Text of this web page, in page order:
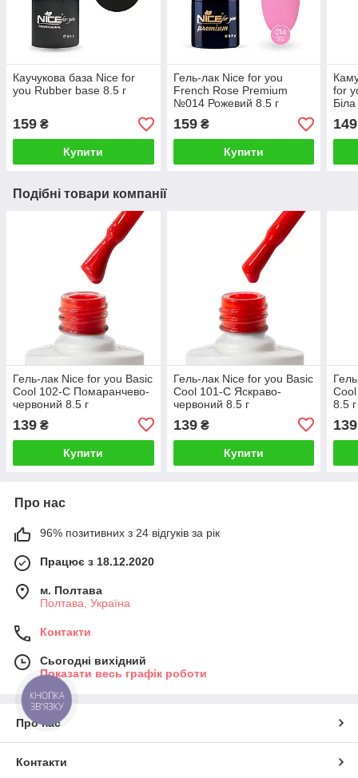
Каучукова база Nice for
you Rubber base 8.5 г
159 ₴
Купити
Гель-лак Nice for you
French Rose Premium
№014 Рожевий 8.5 г
159₴
Купити
for
149
Подібні товари компанії
Гель-лак Nice for you Basic
Cool 102-C Помаранчево-
червоний 8.5 г
139 ₴
Купити
Гель-лак Nice for you Basic
Cool 101-C Яскраво-
червоний 8.5 г
139₴
Купити
8.5 г
139
Про нас
96% позитивних з 24 відгуків за рік
Працює з 18.12.2020
м. Полтава
Полтава, Україна
Контакти
Сьогодні вихідний
Показати весь графік роботи
Про нас
Контакти
КНОПКА
ЗВ'ЯЗКУ